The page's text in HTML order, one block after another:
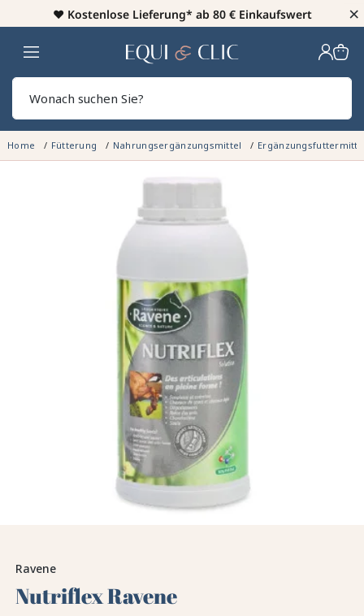
♥️ Kostenlose Lieferung* ab 80 € Einkaufswert ×
Heim
Home Fütterung Nahrungsergänzungsmittel
Ravene
Nutriflex Ravene